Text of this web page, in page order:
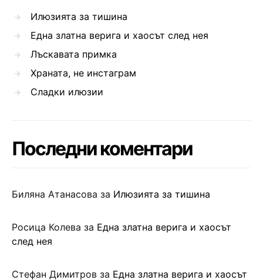
Илюзията за тишина
Една златна верига и хаосът след нея
Лъскавата примка
Храната, не инстаграм
Сладки илюзии
Последни коментари
Биляна Атанасова за Илюзията за тишина
Росица Колева за Една златна верига и хаосът
след нея
Стефан Димитров за Една златна верига и хаосът